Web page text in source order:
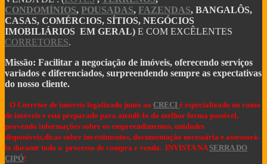
PLANTAS DE KITNET
COMPRA DO LOTE: O QUE VOCÊ PRECISA SABER
ANTES DE
10 Dicas de como projetar e construir sua casa de
VALE A PENA INVESTIR EM UM LOTE OU
TERRENO?
Dicas de Como Fazer o Circuito Cicloturista da Se
SENSACIONAIS DICAS NA HORA DE COMPRAR
UMA FAZENDA
CIPÓ
OBSERVAÇÃO DE AVES NA SERRA DO CIPÓ - MG
A Serra do Cipó: Muito além das cachoeiras
Projeto das 10 travessias fecha ciclo comemorativo
Georreferenciamento e certificação de imóveis acim
CONDOMÍNIOS, POUSADAS, FAZENDAS, BANGALÔS,
CASAS, COMÉRCIOS, SÍTIOS, NEGÓCIOS
IMOBILIÁRIOS EM GERAL) E COM EXCÊLENTES
CORRETORES.
Missão: Facilitar a negociação de imóveis, oferecendo serviços
variados e diferenciados, surpreendendo sempre as expectativas
do nosso cliente.
O Corretor de imóveis legalizado junto ao CRECI é especializado no ramo
de imóveis e está preparado para atendê-lo da melhor forma possível,
provendo informações sobre os empreendimentos, unidades
disponíveis,dicas sobre investimentos, documentação necessária e assessorá-
lo durante todo o processo de compra e venda. INVISTA NASERRA DO
CIPÓ!